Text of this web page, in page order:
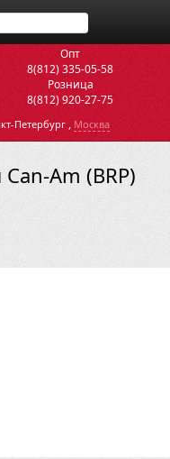
Опт
8(812) 335-05-58
Розница
8(812) 920-27-75
Петербург , Москва
Am (BRP)